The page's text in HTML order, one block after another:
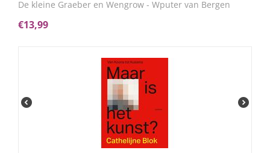
De kleine Graeber en Wengrow - Wputer van Bergen
€13,99